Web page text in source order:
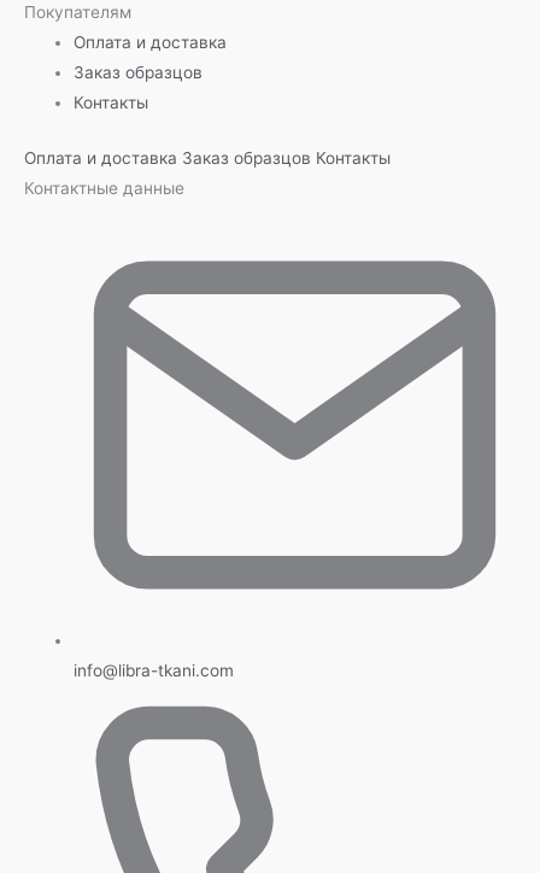
Покупателям
Оплата и доставка
Заказ образцов
Контакты
Оплата и доставка Заказ образцов Контакты
Контактные данные
info@libra-tkani.com